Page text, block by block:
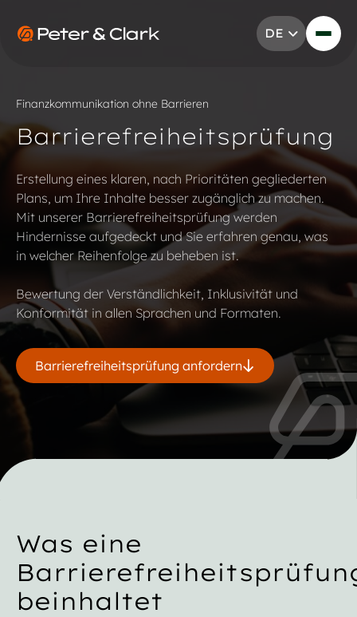
DE
Finanzkommunikation ohne Barrieren
Barrierefreiheitsprüfung
Erstellung eines klaren, nach Prioritäten gegliederten
Plans, um Ihre Inhalte besser zugänglich zu machen.
Mit unserer Barrierefreiheitsprüfung werden
Hindernisse aufgedeckt und Sie erfahren genau, was
in welcher Reihenfolge zu beheben ist.
Bewertung der Verständlichkeit, Inklusivität und
Konformität in allen Sprachen und Formaten.
Barrierefreiheitsprüfung anfordern
Was eine
beinhaltet